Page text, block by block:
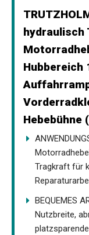
hydraulisch
Hubbereich
Hebebühne
Tragkraft für
BEQUEMES
Nutzbreite,